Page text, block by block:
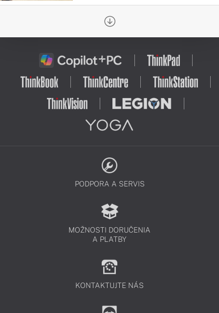
každodenných povinností a úloh sa
PODPORA A SERVIS
MOŽNOSTI DORUČENIA
A PLATBY
KONTAKTUJTE NÁS